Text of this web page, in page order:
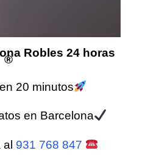
Robles 24 horas
®
20 minutos
en Barcelona
931 768 847